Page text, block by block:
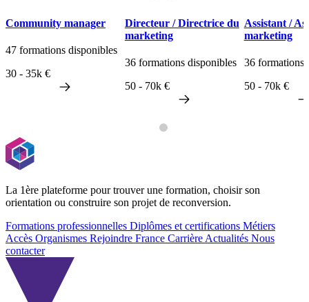
Community manager
47 formations disponibles
30 - 35k €
Directeur / Directrice du
marketing
36 formations disponibles
50 - 70k €
Assistant /
marketing
36 formations
50 - 70k €
La 1ère plateforme pour trouver une formation, choisir son
orientation ou construire son projet de reconversion.
Formations professionnelles Diplômes et certifications Métiers
Accès Organismes Rejoindre France Carrière Actualités Nous
contacter